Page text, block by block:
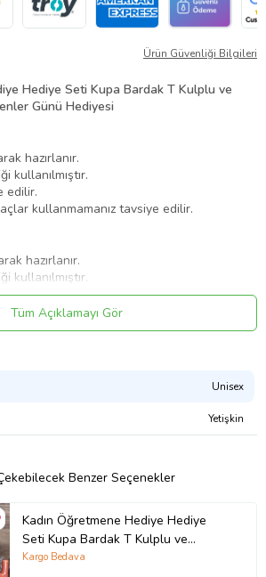
Ürün Güvenliği Bilgileri
Hediye Seti Kupa Bardak T Kulplu ve
Günü Hediyesi
hazırlanır.
kullanılmıştır.
edilir.
kullanmamanız tavsiye edilir.
hazırlanır.
kullanılmıştır.
olarak 2 parçadan oluşmaktadır.
Tüm Açıklamayı Gör
Unisex
Yetişkin
Benzer Seçenekler
Kadın Öğretmene Hediye Hediye
Seti Kupa Bardak T Kulplu ve
Dekoratif Taş Öğretmenler Günü
Kargo Bedava